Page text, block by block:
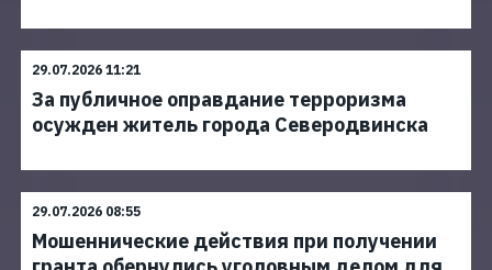
29.07.2026 11:21
За публичное оправдание терроризма
осужден житель города Северодвинска
29.07.2026 08:55
Мошеннические действия при получении